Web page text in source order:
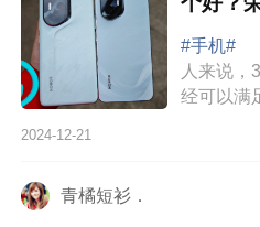
的区别
#手机#
人来说，
经可以满
耀
2024-12-21
青橘短衫．